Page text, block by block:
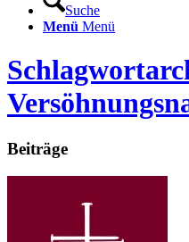
Suche
Menü Menü
Beiträge